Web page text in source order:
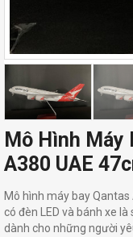
Mô Hình Máy
A380 UAE
Mô hình máy bay
có đèn LED và bánh xe
dành cho những người